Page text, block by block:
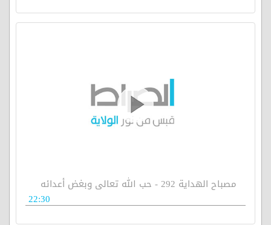
مصباح الهداية 292 - حب الله تعالى وبغض أعدائه
22:30